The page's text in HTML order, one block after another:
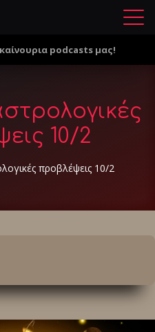
Μ
ο
podcasts μας!
10/2
προβλέψεις 10/2